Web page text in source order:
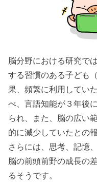
脳分野における研究で
する習慣のある子ども
果、頻繁に利用してい
べ、言語知能が３年後
られ、また、脳の広い
的に減少していたとの
さらには、思考、記憶
脳の前頭前野の成長の
るそうです。